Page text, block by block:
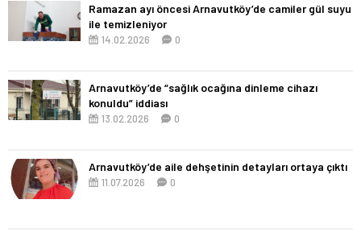
Ramazan ayı öncesi Arnavutköy’de camiler gül suyu
ile temizleniyor
14.02.2026 0
Arnavutköy’de “sağlık ocağına dinleme cihazı
konuldu” iddiası
13.02.2026 0
Arnavutköy’de aile dehşetinin detayları ortaya çıktı
11.07.2026 0